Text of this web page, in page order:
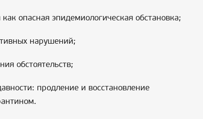
опасная эпидемиологическая обстановка;
нарушений;
обстоятельств;
продление и восстановление